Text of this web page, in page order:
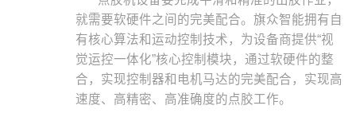
就需要软硬件之间的完美配合。旗众智能拥有自
有核心算法和运动控制技术，为设备商提供“视
觉运控一体化”核心控制模块，通过软硬件的整
合，实现控制器和电机马达的完美配合，实现高
速度、高精密、高准确度的点胶工作。